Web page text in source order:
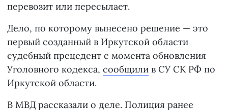
перевозит или пересылает.
Дело, по которому вынесено решение — это
первый созданный в Иркутской области
судебный прецедент с момента обновления
Уголовного кодекса, сообщили в СУ СК РФ по
Иркутской области.
В МВД рассказали о деле. Полиция ранее